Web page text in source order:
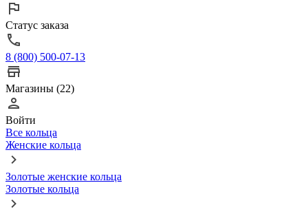
Статус заказа
8 (800) 500-07-13
Магазины (22)
Войти
Все кольца
Женские кольца
Золотые женские кольца
Золотые кольца